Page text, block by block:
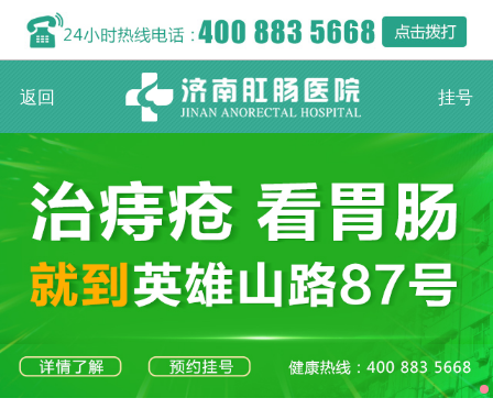
返回 挂号